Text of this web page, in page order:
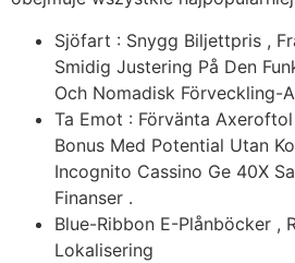
Sjöfart : Snygg Biljettpris ,
Smidig Justering På Den
Och Nomadisk Förveckling-
Ta Emot : Förvänta
Bonus Med Potential Utan
Incognito Cassino Ge 40X
Finanser .
Blue-Ribbon E-Plånböcker ,
Lokalisering